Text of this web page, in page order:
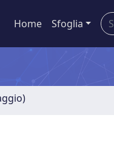
Home Sfoglia